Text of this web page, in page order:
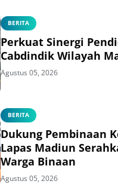
BERITA
Perkuat Sinergi
Cabdindik Wilayah
Agustus 05, 2026
BERITA
Dukung Pembinaan
Lapas Madiun
Warga Binaan
Agustus 05, 2026